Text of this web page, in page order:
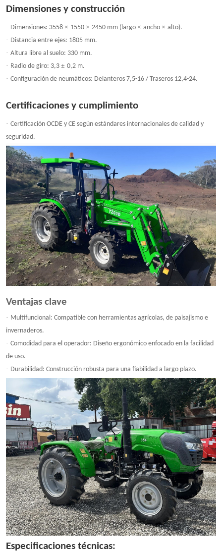
Dimensiones y construcción
· Dimensiones: 3558 × 1550 × 2450 mm (largo × ancho × alto).
· Distancia entre ejes: 1805 mm.
· Altura libre al suelo: 330 mm.
· Radio de giro: 3,3 ± 0,2 m.
· Configuración de neumáticos: Delanteros 7,5-16 / Traseros 12,4-24.
Certificaciones y cumplimiento
· Certificación OCDE y CE según estándares internacionales de calidad y
seguridad.
Ventajas clave
· Multifuncional: Compatible con herramientas agrícolas, de paisajismo e
invernaderos.
· Comodidad para el operador: Diseño ergonómico enfocado en la facilidad
de uso.
· Durabilidad: Construcción robusta para una fiabilidad a largo plazo.
Especificaciones técnicas: